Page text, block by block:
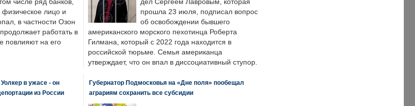
числе ряд банков,
физическое лицо и
в частности Озон
работать в
повлияют на его
дел Сергеем Лавровым, которая
прошла 23 июля, подписал вопрос
об освобождении бывшего
американского морского пехотинца Роберта
Гилмана, который с 2022 года находится в
российской тюрьме. Семья американца
утверждает, что он впал в диссоциативный ступор.
в ужасе - он
из России
Губернатор Подмосковья на «Дне поля» пообещал
аграриям сохранить все субсидии